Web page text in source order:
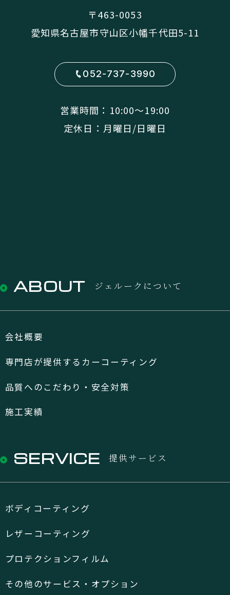
〒463-0053
愛知県名古屋市守山区小幡千代田5-11
052-737-3990
営業時間：10:00〜19:00
定休日：月曜日/日曜日
ABOUT ジェルークについて
会社概要
専門店が提供するカーコーティング
品質へのこだわり・安全対策
施工実績
SERVICE 提供サービス
ボディコーティング
レザーコーティング
プロテクションフィルム
その他のサービス・オプション